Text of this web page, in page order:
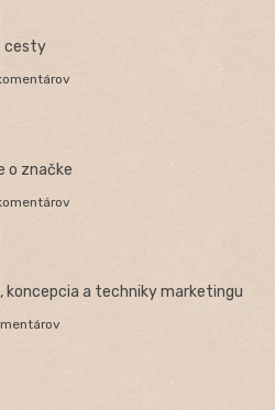
cesty
o značke
koncepcia a techniky marketingu